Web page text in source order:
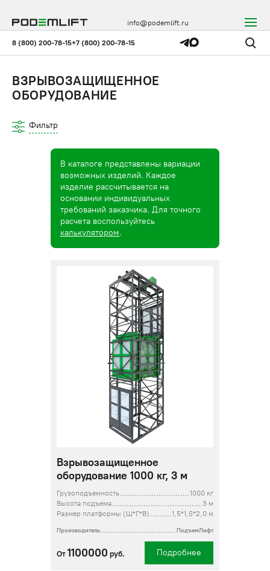
8 (800) 200-78-15+7 (800) 200-78-15
info@podemlift.ru
ВЗРЫВОЗАЩИЩЕННОЕ
ОБОРУДОВАНИЕ
Фильтр
В каталоге представлены вариации
возможных изделий. Каждое
изделие рассчитывается на
основании индивидуальных
требований заказчика. Для точного
расчета воспользуйтесь
калькулятором.
Взрывозащищенное
оборудование 1000 кг, 3 м
Грузоподъемность
1000 кг
Высота подъема
3 м
Размер платформы (Ш*Г*В)
1,5*1,5*2,0 м
Производитель ПодъемЛифт
От 1100000 руб. Подробнее